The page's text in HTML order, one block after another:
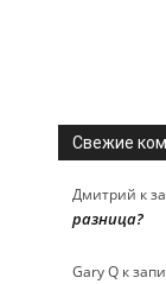
Свежие
Дмитрий к
разница?
Gary Q к